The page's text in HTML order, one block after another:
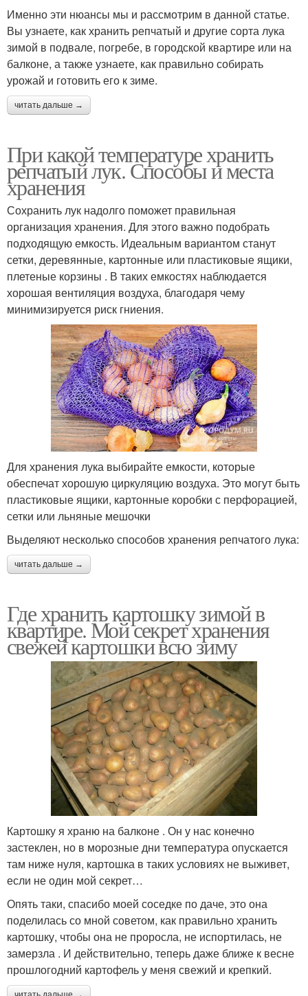
Именно эти нюансы мы и рассмотрим в данной статье.
Вы узнаете, как хранить репчатый и другие сорта лука
зимой в подвале, погребе, в городской квартире или на
балконе, а также узнаете, как правильно собирать
урожай и готовить его к зиме.
читать дальше →
При какой температуре хранить
репчатый лук. Способы и места
хранения
Сохранить лук надолго поможет правильная
организация хранения. Для этого важно подобрать
подходящую емкость. Идеальным вариантом станут
сетки, деревянные, картонные или пластиковые ящики,
плетеные корзины . В таких емкостях наблюдается
хорошая вентиляция воздуха, благодаря чему
минимизируется риск гниения.
Для хранения лука выбирайте емкости, которые
обеспечат хорошую циркуляцию воздуха. Это могут быть
пластиковые ящики, картонные коробки с перфорацией,
сетки или льняные мешочки
Выделяют несколько способов хранения репчатого лука:
читать дальше →
Где хранить картошку зимой в
квартире. Мой секрет хранения
свежей картошки всю зиму
Картошку я храню на балконе . Он у нас конечно
застеклен, но в морозные дни температура опускается
там ниже нуля, картошка в таких условиях не выживет,
если не один мой секрет…
Опять таки, спасибо моей соседке по даче, это она
поделилась со мной советом, как правильно хранить
картошку, чтобы она не проросла, не испортилась, не
замерзла . И действительно, теперь даже ближе к весне
прошлогодний картофель у меня свежий и крепкий.